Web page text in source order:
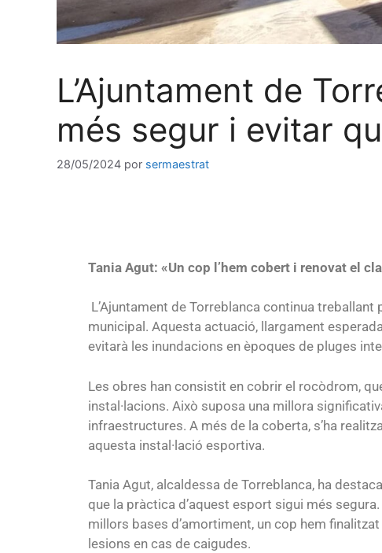
L’Ajuntament de
més segur i evitar
28/05/2024 por sermaestrat
Tania Agut: «Un cop l’hem cobert i renovat el
L’Ajuntament de Torreblanca continua
municipal. Aquesta actuació, llargament
evitarà les inundacions en èpoques de pluges
Les obres han consistit en cobrir el rocòdrom,
instal·lacions. Això suposa una millora
infraestructures. A més de la coberta, s’ha
aquesta instal·lació esportiva.
Tania Agut, alcaldessa de Torreblanca, ha
que la pràctica d’aquest esport sigui més
millors bases d’amortiment, un cop hem
lesions en cas de caigudes.